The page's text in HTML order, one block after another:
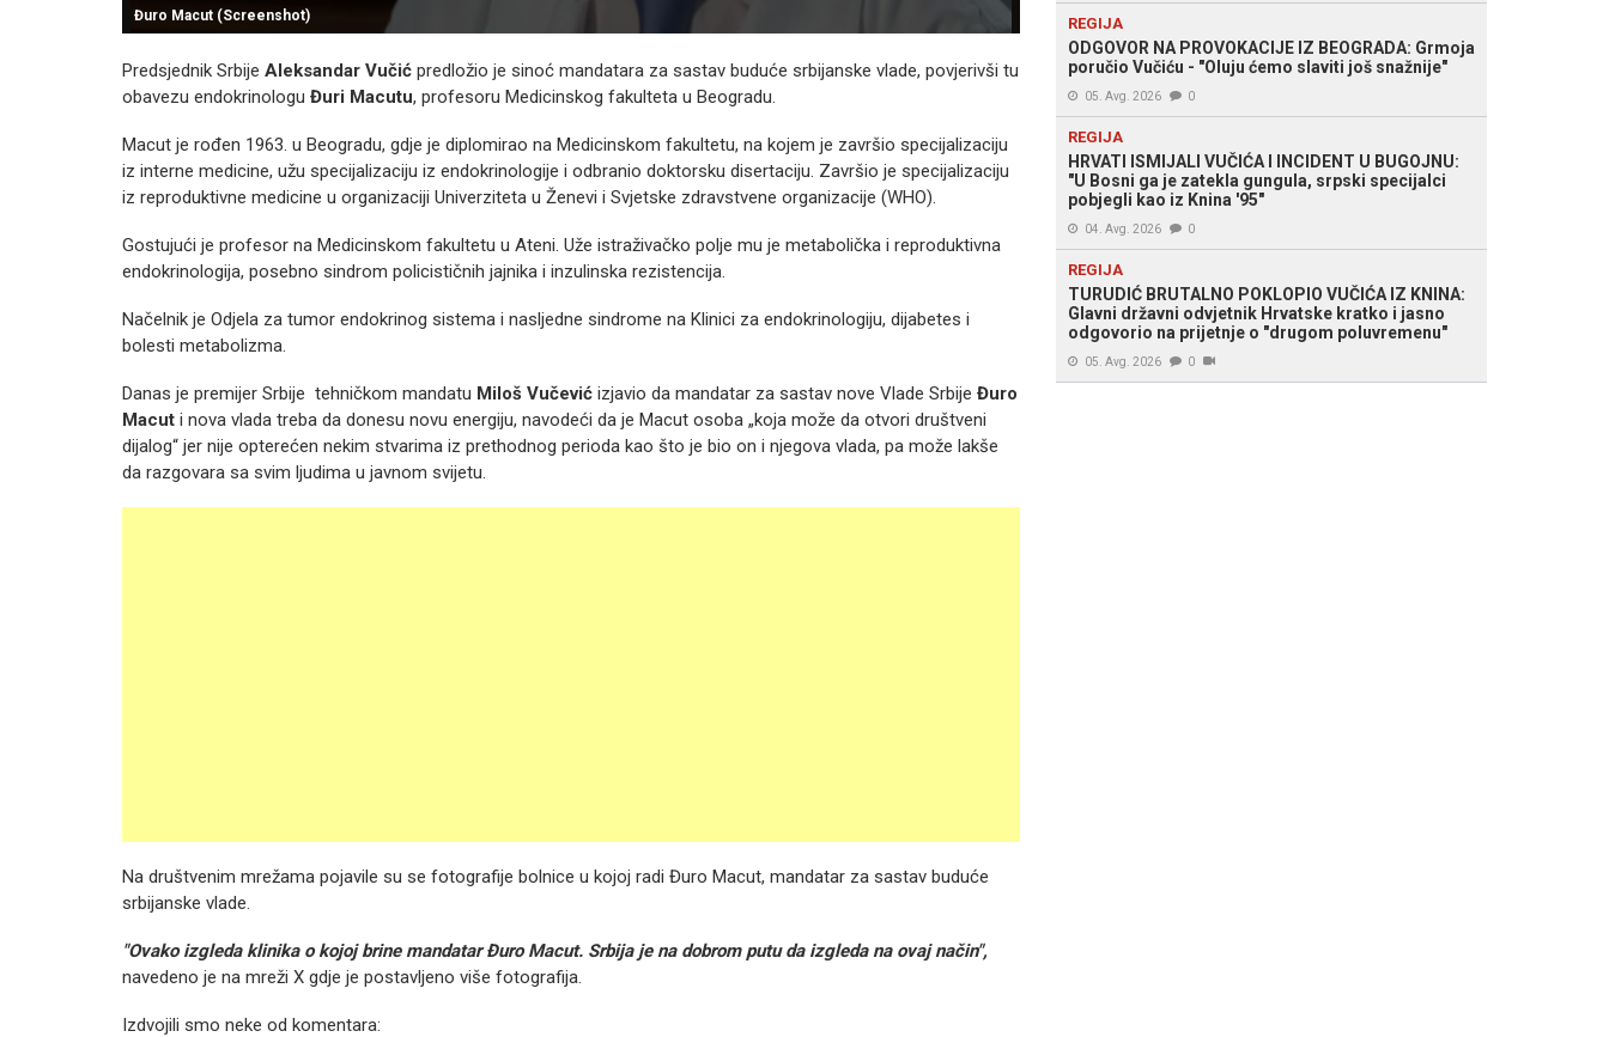
Đuro Macut (Screenshot)
Predsjednik Srbije Aleksandar Vučić predložio je sinoć mandatara za sastav buduće srbijanske vlade, povjerivši tu
obavezu endokrinologu Đuri Macutu, profesoru Medicinskog fakulteta u Beogradu.
Macut je rođen 1963. u Beogradu, gdje je diplomirao na Medicinskom fakultetu, na kojem je završio specijalizaciju
iz interne medicine, užu specijalizaciju iz endokrinologije i odbranio doktorsku disertaciju. Završio je specijalizaciju
iz reproduktivne medicine u organizaciji Univerziteta u Ženevi i Svjetske zdravstvene organizacije (WHO).
Gostujući je profesor na Medicinskom fakultetu u Ateni. Uže istraživačko polje mu je metabolička i reproduktivna
endokrinologija, posebno sindrom policističnih jajnika i inzulinska rezistencija.
Načelnik je Odjela za tumor endokrinog sistema i nasljedne sindrome na Klinici za endokrinologiju, dijabetes i
bolesti metabolizma.
Danas je premijer Srbije tehničkom mandatu Miloš Vučević izjavio da mandatar za sastav nove Vlade Srbije Đuro
Macut i nova vlada treba da donesu novu energiju, navodeći da je Macut osoba „koja može da otvori društveni
dijalog“ jer nije opterećen nekim stvarima iz prethodnog perioda kao što je bio on i njegova vlada, pa može lakše
da razgovara sa svim ljudima u javnom svijetu.
Na društvenim mrežama pojavile su se fotografije bolnice u kojoj radi Đuro Macut, mandatar za sastav buduće
srbijanske vlade.
"Ovako izgleda klinika o kojoj brine mandatar Đuro Macut. Srbija je na dobrom putu da izgleda na ovaj način",
navedeno je na mreži X gdje je postavljeno više fotografija.
Izdvojili smo neke od komentara:
REGIJA
ODGOVOR NA PROVOKACIJE IZ BEOGRADA: Grmoja
poručio Vučiću - "Oluju ćemo slaviti još snažnije"
05. Avg. 2026 0
REGIJA
HRVATI ISMIJALI VUČIĆA I INCIDENT U BUGOJNU:
"U Bosni ga je zatekla gungula, srpski specijalci
pobjegli kao iz Knina '95"
04. Avg. 2026 0
REGIJA
TURUDIĆ BRUTALNO POKLOPIO VUČIĆA IZ KNINA:
Glavni državni odvjetnik Hrvatske kratko i jasno
odgovorio na prijetnje o "drugom poluvremenu"
05. Avg. 2026 0